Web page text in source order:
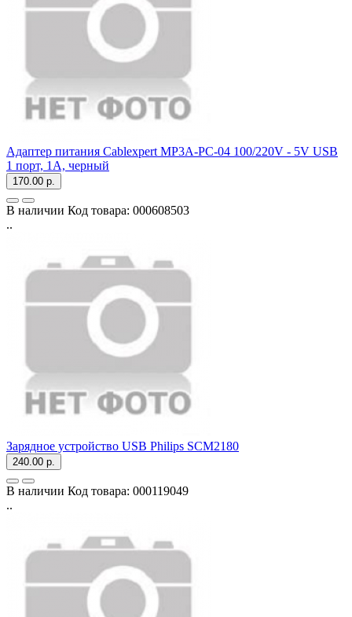
Адаптер питания Cablexpert MP3A-PC-04 100/220V - 5V USB
1 порт, 1A, черный
170.00 р.
В наличии Код товара: 000608503
..
Зарядное устройство USB Philips SCM2180
240.00 р.
В наличии Код товара: 000119049
..